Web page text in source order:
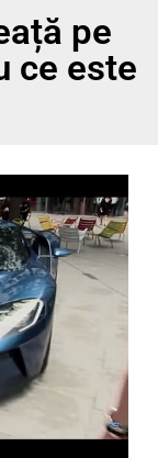
pe
ce este